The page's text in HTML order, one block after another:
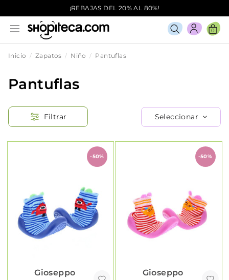
¡REBAJAS DEL 20% AL 80%!
0
Inicio Zapatos Niño Pantuflas
Pantuflas
Filtrar Seleccionar
-50%
Gioseppo
-50%
Gioseppo